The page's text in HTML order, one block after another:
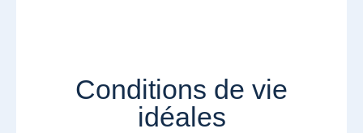
Conditions de vie
idéales